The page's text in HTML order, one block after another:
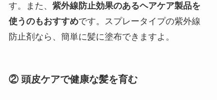
す。また、 紫外線防止効果のあるヘアケア製品を
使うのもおすすめです。スプレータイプの紫外線
防止剤なら、簡単に髪に塗布できますよ。
② 頭皮ケアで健康な髪を育む